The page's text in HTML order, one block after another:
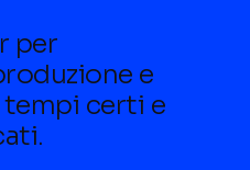
per
e
certi e